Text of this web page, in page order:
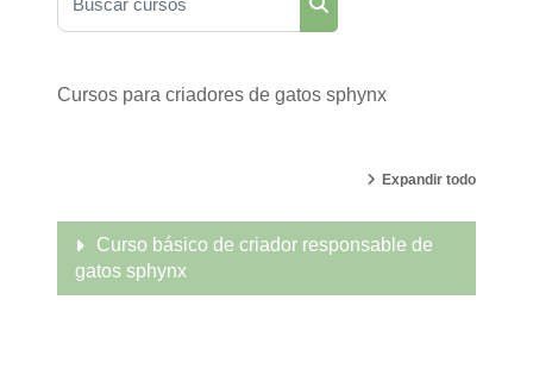
Buscar cursos
Cursos para criadores de gatos sphynx
Expandir todo
Curso básico de criador responsable de
gatos sphynx